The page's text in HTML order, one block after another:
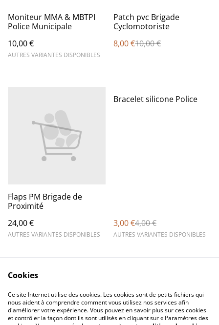
Moniteur MMA & MBTPI
Police Municipale
10,00 €
AUTRES VARIANTES DISPONIBLES
%
Patch pvc Brigade
Cyclomotoriste
8,00 €10,00 €
Flaps PM Brigade de
Proximité
24,00 €
AUTRES VARIANTES DISPONIBLES
%
Bracelet silicone Police
3,00 €4,00 €
AUTRES VARIANTES DISPONIBLES
Contact Us
Legal Terms
Cookies
Ce site Internet utilise des cookies. Les cookies sont de petits fichiers qui
nous aident à comprendre comment vous utilisez nos services afin
d'améliorer votre expérience. Vous pouvez en savoir plus sur ces cookies
et contrôler la façon dont ils sont utilisés en cliquant sur « Paramètres des